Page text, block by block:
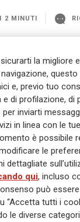
2 MINUTI
con premi
AUM nel 2025.
agenti che servono
di leadership in
Al centro della
verso i clienti,
un'esperienza
globale
la sostenibilità in tutte
per tutti gli
la migliore
e, previo tuo
di profilazione, di
per inviarti
in linea con le
è possibile
le
dettagliate
qui, incluso
può
“Accetta tutti i
le diverse